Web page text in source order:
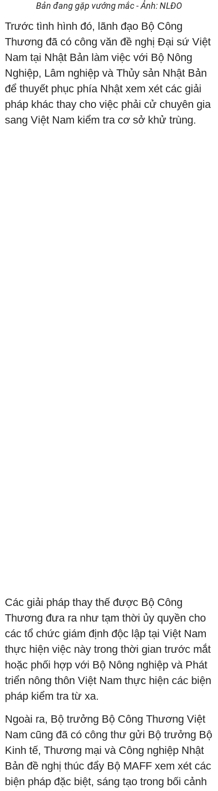
Bản đang gặp vướng mắc - Ảnh: NLĐO
Trước tình hình đó, lãnh đạo Bộ Công
Thương đã có công văn đề nghị Đại sứ Việt
Nam tại Nhật Bản làm việc với Bộ Nông
Nghiệp, Lâm nghiệp và Thủy sản Nhật Bản
để thuyết phục phía Nhật xem xét các giải
pháp khác thay cho việc phải cử chuyên gia
sang Việt Nam kiểm tra cơ sở khử trùng.
Các giải pháp thay thế được Bộ Công
Thương đưa ra như tạm thời ủy quyền cho
các tổ chức giám định độc lập tại Việt Nam
thực hiện việc này trong thời gian trước mắt
hoặc phối hợp với Bộ Nông nghiệp và Phát
triển nông thôn Việt Nam thực hiện các biện
pháp kiểm tra từ xa.
Ngoài ra, Bộ trưởng Bộ Công Thương Việt
Nam cũng đã có công thư gửi Bộ trưởng Bộ
Kinh tế, Thương mại và Công nghiệp Nhật
Bản đề nghị thúc đẩy Bộ MAFF xem xét các
biện pháp đặc biệt, sáng tạo trong bối cảnh